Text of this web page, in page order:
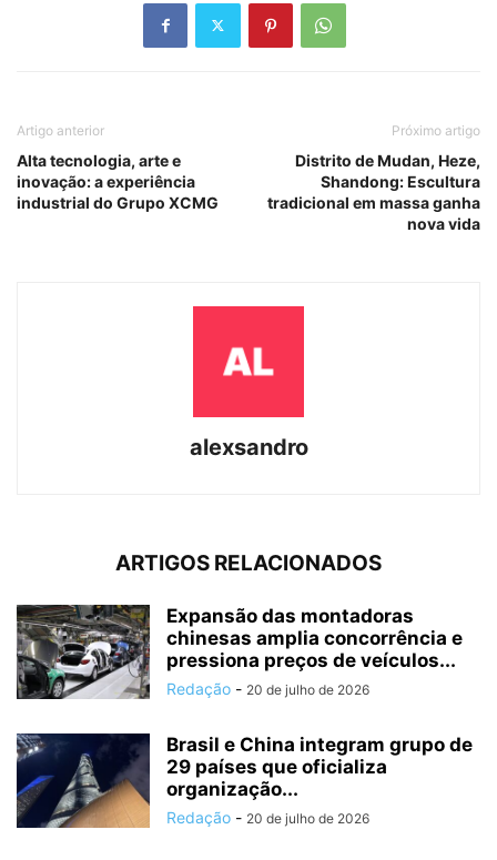
Artigo anterior
Alta tecnologia, arte e
inovação: a experiência
industrial do Grupo XCMG
Próximo artigo
Distrito de Mudan, Heze,
Shandong: Escultura
tradicional em massa ganha
nova vida
alexsandro
ARTIGOS RELACIONADOS
Expansão das montadoras
chinesas amplia concorrência e
pressiona preços de veículos...
Redação - 20 de julho de 2026
Brasil e China integram grupo de
29 países que oficializa
organização...
Redação - 20 de julho de 2026